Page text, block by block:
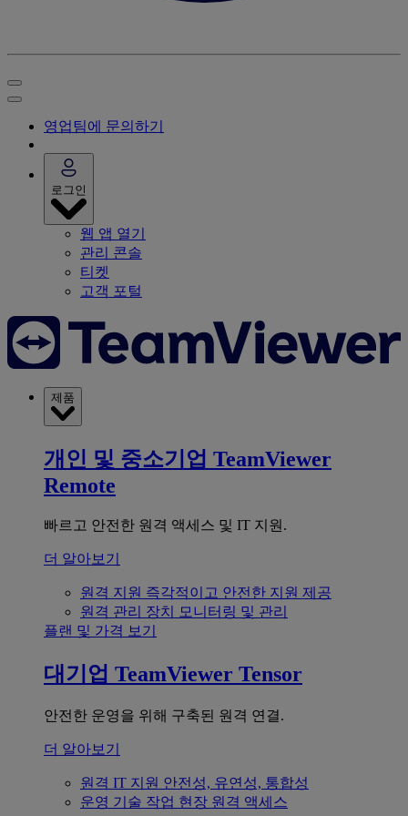
영업팀에 문의하기
로그인
웹 앱 열기
관리 콘솔
티켓
고객 포털
제품
개인 및 중소기업 TeamViewer
Remote
빠르고 안전한 원격 액세스 및 IT 지원.
더 알아보기
원격 지원 즉각적이고 안전한 지원 제공
원격 관리 장치 모니터링 및 관리
플랜 및 가격 보기
대기업 TeamViewer Tensor
안전한 운영을 위해 구축된 원격 연결.
더 알아보기
원격 IT 지원 안전성, 유연성, 통합성
운영 기술 작업 현장 원격 액세스